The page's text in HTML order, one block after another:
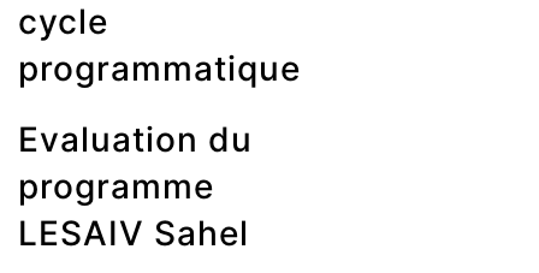
cycle
programmatique
Evaluation du
programme
LESAIV Sahel